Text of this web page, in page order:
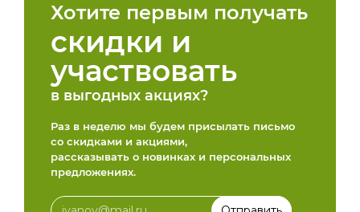
Хотите первым получать
скидки и
участвовать
в выгодных акциях?
Раз в неделю мы будем присылать письмо
со скидками и акциями,
рассказывать о новинках и персональных
предложениях.